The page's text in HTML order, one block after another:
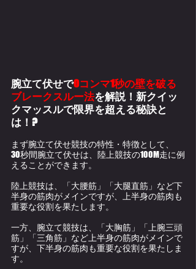
腕立て伏せで0コンマ1秒の壁を破る
ブレークスルー法を解説！新クイッ
クマッスルで限界を超える秘訣と
は！?
まず腕立て伏せ競技の特性・特徴として、
30秒間腕立て伏せは、陸上競技の100M走に例
えることができます。
陸上競技は、「大腰筋」「大腿直筋」など下
半身の筋肉がメインですが、上半身の筋肉も
重要な役割を果たします。
一方、腕立て競技は、「大胸筋」「上腕三頭
筋」「三角筋」など上半身の筋肉がメインで
すが、下半身の筋肉も重要な役割を果たしま
す。